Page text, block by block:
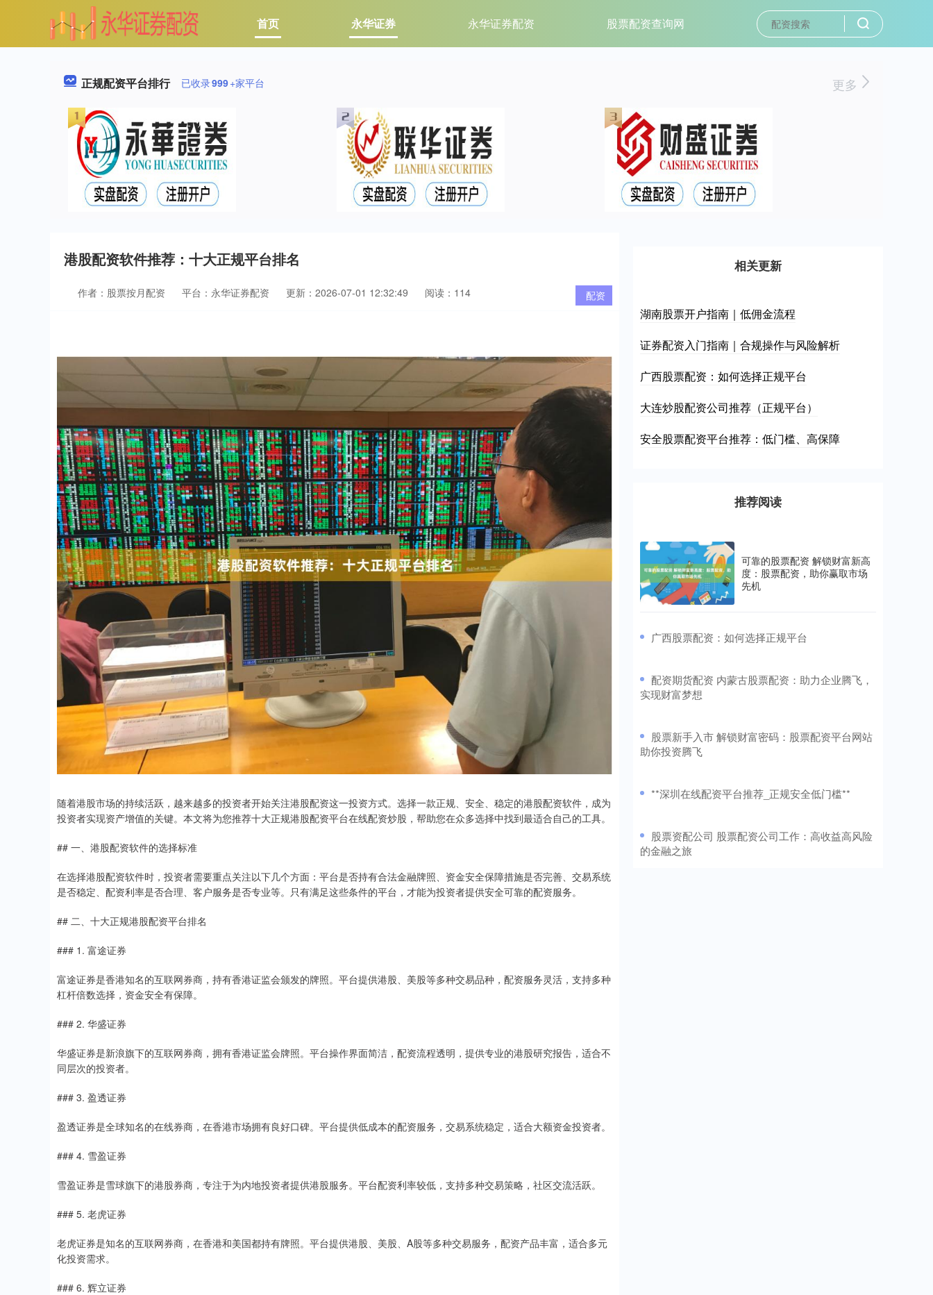
首页 永华证券 永华证券配资 股票配资查询网
正规配资平台排行 已收录999+家平台 更多
港股配资软件推荐：十大正规平台排名
配资
作者：股票按月配资 平台：永华证券配资 更新：2026-07-01 12:32:49 阅读：114
随着港股市场的持续活跃，越来越多的投资者开始关注港股配资这一投资方式。选择一款正规、安全、稳定的港股配资软件，成为
投资者实现资产增值的关键。本文将为您推荐十大正规港股配资平台在线配资炒股，帮助您在众多选择中找到最适合自己的工具。
## 一、港股配资软件的选择标准
在选择港股配资软件时，投资者需要重点关注以下几个方面：平台是否持有合法金融牌照、资金安全保障措施是否完善、交易系统
是否稳定、配资利率是否合理、客户服务是否专业等。只有满足这些条件的平台，才能为投资者提供安全可靠的配资服务。
## 二、十大正规港股配资平台排名
### 1. 富途证券
富途证券是香港知名的互联网券商，持有香港证监会颁发的牌照。平台提供港股、美股等多种交易品种，配资服务灵活，支持多种
杠杆倍数选择，资金安全有保障。
### 2. 华盛证券
华盛证券是新浪旗下的互联网券商，拥有香港证监会牌照。平台操作界面简洁，配资流程透明，提供专业的港股研究报告，适合不
同层次的投资者。
### 3. 盈透证券
盈透证券是全球知名的在线券商，在香港市场拥有良好口碑。平台提供低成本的配资服务，交易系统稳定，适合大额资金投资者。
### 4. 雪盈证券
雪盈证券是雪球旗下的港股券商，专注于为内地投资者提供港股服务。平台配资利率较低，支持多种交易策略，社区交流活跃。
### 5. 老虎证券
老虎证券是知名的互联网券商，在香港和美国都持有牌照。平台提供港股、美股、A股等多种交易服务，配资产品丰富，适合多元
化投资需求。
### 6. 辉立证券
相关更新
湖南股票开户指南｜低佣金流程
证券配资入门指南｜合规操作与风险解析
广西股票配资：如何选择正规平台
大连炒股配资公司推荐（正规平台）
安全股票配资平台推荐：低门槛、高保障
推荐阅读
可靠的股票配资 解锁财富新高
度：股票配资，助你赢取市场
先机
​广西股票配资：如何选择正规平台
​配资期货配资 内蒙古股票配资：助力企业腾飞，
实现财富梦想
​股票新手入市 解锁财富密码：股票配资平台网站
助你投资腾飞
​**深圳在线配资平台推荐_正规安全低门槛**
​股票资配公司 股票配资公司工作：高收益高风险
的金融之旅